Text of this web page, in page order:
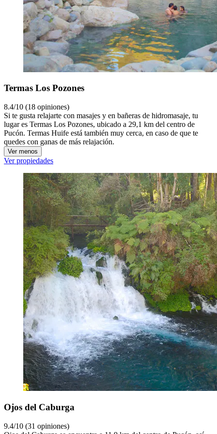
Termas Los Pozones
8.4/10 (18 opiniones)
Si te gusta relajarte con masajes y en bañeras de hidromasaje, tu
lugar es Termas Los Pozones, ubicado a 29,1 km del centro de
Pucón. Termas Huife está también muy cerca, en caso de que te
quedes con ganas de más relajación.
Ver menos
Ver propiedades
Ojos del Caburga
9.4/10 (31 opiniones)